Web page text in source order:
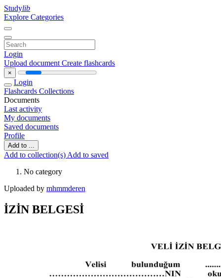
Studylib
Explore Categories
Login
Upload document Create flashcards
×
Login
Flashcards Collections
Documents
Last activity
My documents
Saved documents
Profile
Add to ...
Add to collection(s) Add to saved
No category
Uploaded by mhmmderen
İZİN BELGESİ